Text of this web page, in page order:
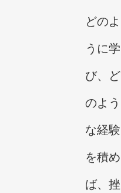
どのよ
うに学
び、ど
のよう
な経験
を積め
ば、挫